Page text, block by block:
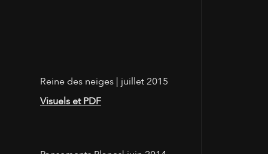
Reine des neiges | juillet 2015
Visuels et PDF